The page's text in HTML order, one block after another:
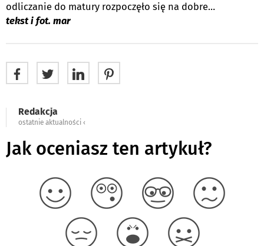
odliczanie do matury rozpoczęło się na dobre…
tekst i fot. mar
Redakcja
ostatnie aktualności ‹
Jak oceniasz ten artykuł?